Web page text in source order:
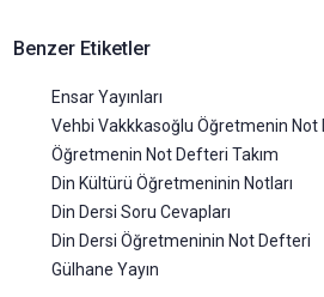
Benzer Etiketler
Ensar Yayınları
Vehbi Vakkkasoğlu Öğretmenin Not
Öğretmenin Not Defteri Takım
Din Kültürü Öğretmeninin Notları
Din Dersi Soru Cevapları
Din Dersi Öğretmeninin Not Defteri
Gülhane Yayın